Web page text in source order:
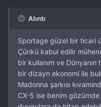
Alıntı
Sportage güzel bir ticari
Çünkü kabul edilir
bir kullanım ve
bir dizayn ekonomi ile
Madonna şarkısı
CX-5 ise benim